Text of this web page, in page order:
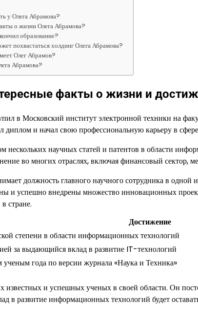
у Олега Абрамова?
о жизни Олега Абрамова?
образование?
похвастаться холдинг Олега Абрамова?
Олег Абрамов?
Абрамова?
факты о жизни и
в Московский институт электронной техники на
и начал свою профессиональную карьеру в
нескольких научных статей и патентов в области
во многих отраслях, включая финансовый сектор,
должность главного научного сотрудника в
и успешно внедрены множество инновационных
стране.
Достижение
степени в области информационных технологий
за выдающийся вклад в развитие IT-технологий
года по версии журнала «Наука и Техника»
и успешных ученых в своей области. Он
в развитие информационных технологий будет